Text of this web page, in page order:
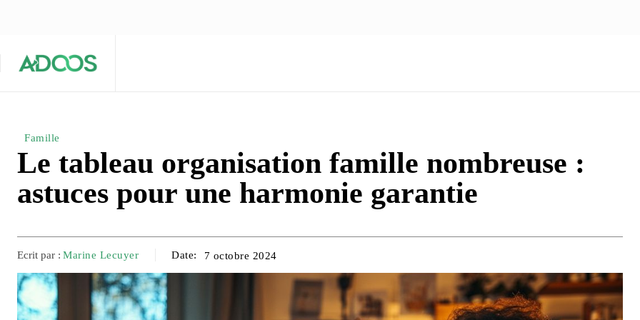
Famille
Le tableau organisation famille nombreuse :
astuces pour une harmonie garantie
Ecrit par : Marine Lecuyer Date: 7 octobre 2024